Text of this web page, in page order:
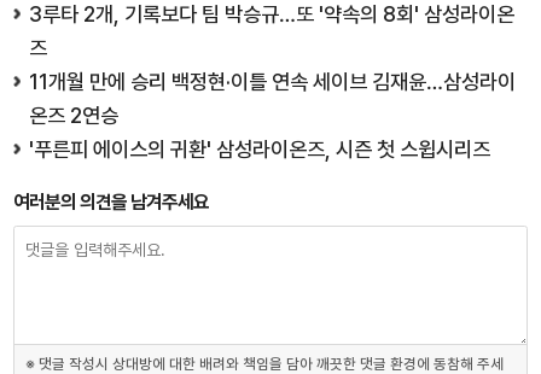
3루타 2개, 기록보다 팀 박승규…또 '약속의 8회' 삼성라이온
즈
11개월 만에 승리 백정현·이틀 연속 세이브 김재윤…삼성라이
온즈 2연승
'푸른피 에이스의 귀환' 삼성라이온즈, 시즌 첫 스윕시리즈
여러분의 의견을 남겨주세요
※ 댓글 작성시 상대방에 대한 배려와 책임을 담아 깨끗한 댓글 환경에 동참해 주세